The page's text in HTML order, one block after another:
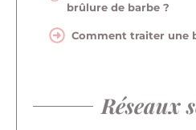
brûlure de barbe ?
Comment traiter une
Réseaux